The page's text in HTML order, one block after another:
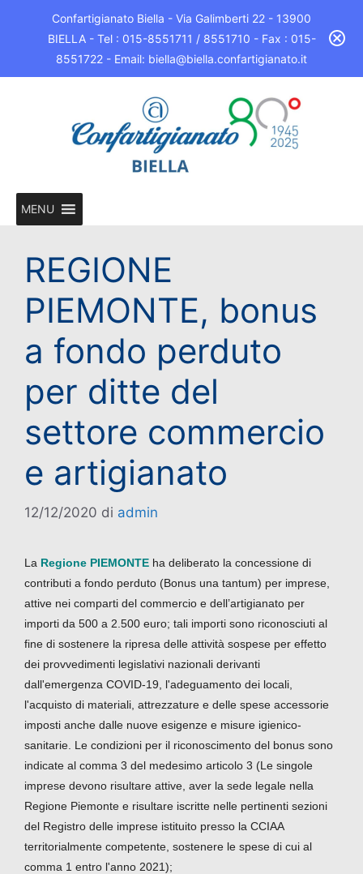
Confartigianato Biella - Via Galimberti 22 - 13900
BIELLA - Tel : 015-8551711 / 8551710 - Fax : 015-
8551722 - Email: biella@biella.confartigianato.it
MENU
REGIONE
PIEMONTE, bonus
a fondo perduto
per ditte del
settore commercio
e artigianato
12/12/2020 di admin
La Regione PIEMONTE ha deliberato la concessione di
contributi a fondo perduto (Bonus una tantum) per imprese,
attive nei comparti del commercio e dell’artigianato per
importi da 500 a 2.500 euro; tali importi sono riconosciuti al
fine di sostenere la ripresa delle attività sospese per effetto
dei provvedimenti legislativi nazionali derivanti
dall'emergenza COVID-19, l'adeguamento dei locali,
l'acquisto di materiali, attrezzature e delle spese accessorie
imposti anche dalle nuove esigenze e misure igienico-
sanitarie. Le condizioni per il riconoscimento del bonus sono
indicate al comma 3 del medesimo articolo 3 (Le singole
imprese devono risultare attive, aver la sede legale nella
Regione Piemonte e risultare iscritte nelle pertinenti sezioni
del Registro delle imprese istituito presso la CCIAA
territorialmente competente, sostenere le spese di cui al
comma 1 entro l'anno 2021);